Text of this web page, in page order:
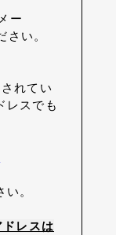
ー
い。
れてい
レスでも
。
レスは